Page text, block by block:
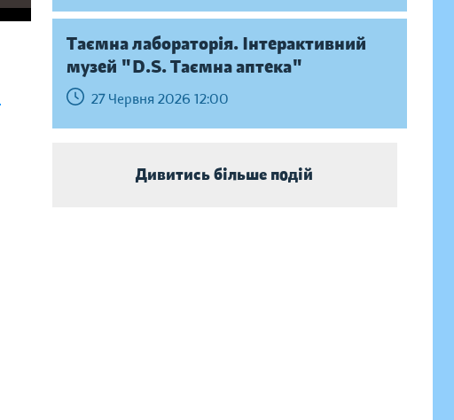
Таємна лабораторія. Інтерактивний
музей "D.S. Таємна аптека"
27 Червня 2026 12:00
Дивитись більше подій